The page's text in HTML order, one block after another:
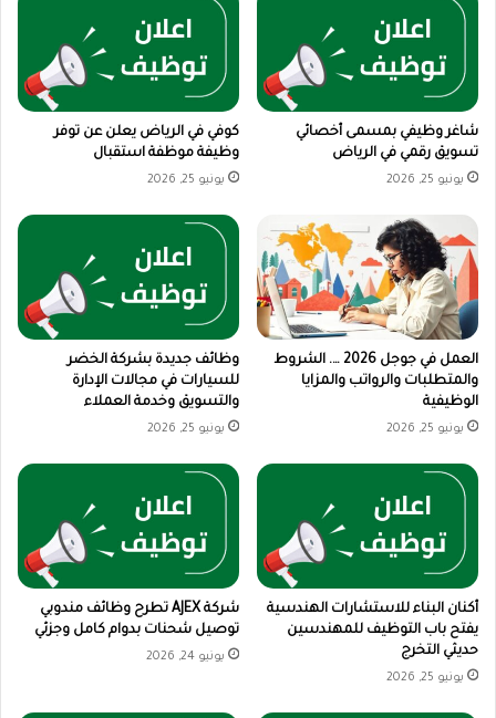
شاغر وظيفي بمسمى أخصائي
تسويق رقمي في الرياض
يونيو 25, 2026
كوفي في الرياض يعلن عن توفر
وظيفة موظفة استقبال
يونيو 25, 2026
العمل في جوجل 2026 …. الشروط
والمتطلبات والرواتب والمزايا
الوظيفية
يونيو 25, 2026
وظائف جديدة بشركة الخضر
للسيارات في مجالات الإدارة
والتسويق وخدمة العملاء
يونيو 25, 2026
أكنان البناء للاستشارات الهندسية
يفتح باب التوظيف للمهندسين
حديثي التخرج
يونيو 25, 2026
شركة AJEX تطرح وظائف مندوبي
توصيل شحنات بدوام كامل وجزئي
يونيو 24, 2026